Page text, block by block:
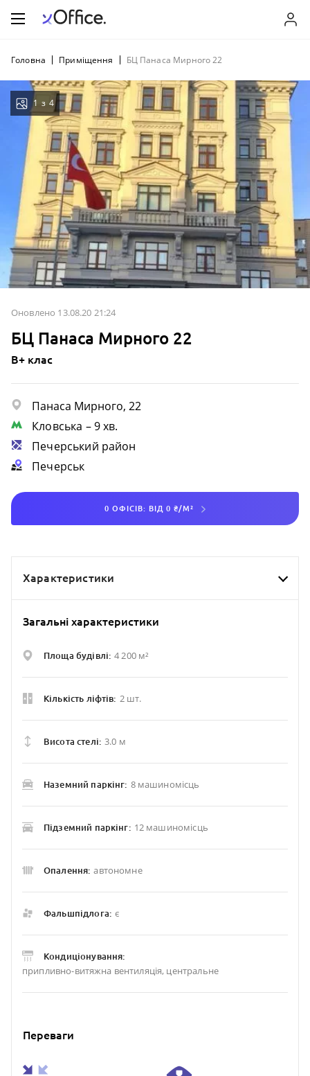
Головна Приміщення БЦ Панаса Мирного 22
Оновлено 13.08.20 21:24
БЦ Панаса Мирного 22
B+ клас
Панаса Мирного, 22
Кловська – 9 хв.
Печерський район
Печерськ
0 ОФІСІВ: ВІД 0 ₴/М²
1 з 4
Характеристики
Загальні характеристики
Площа будівлі: 4 200 м²
Кількість ліфтів: 2 шт.
Висота стелі: 3.0 м
Наземний паркінг: 8 машиномісць
Підземний паркінг: 12 машиномісць
Опалення: автономне
Фальшпідлога: є
Кондиціонування:
припливно-витяжна вентиляція, центральне
Переваги